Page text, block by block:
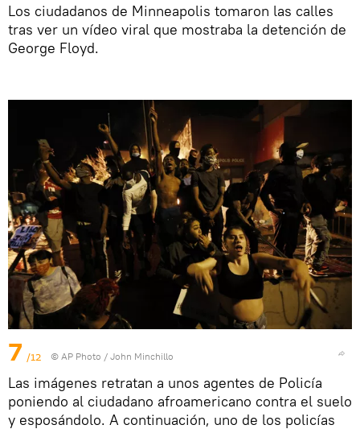
Los ciudadanos de Minneapolis tomaron las calles
tras ver un vídeo viral que mostraba la detención de
George Floyd.
7 /12 © AP Photo / John Minchillo
Las imágenes retratan a unos agentes de Policía
poniendo al ciudadano afroamericano contra el suelo
y esposándolo. A continuación, uno de los policías